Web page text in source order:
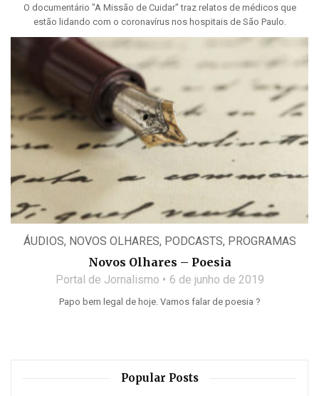
O documentário "A Missão de Cuidar" traz relatos de médicos que
estão lidando com o coronavírus nos hospitais de São Paulo.
ÁUDIOS, NOVOS OLHARES, PODCASTS, PROGRAMAS
Novos Olhares – Poesia
Portal de Jornalismo 6 de junho de 2019
Papo bem legal de hoje. Vamos falar de poesia ?
Popular Posts